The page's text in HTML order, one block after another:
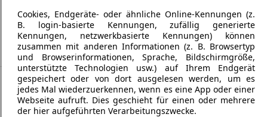
Umweltplakette
4 (Grün)
Anderer Energieträger
Cookies, Endgeräte- oder ähnliche Online-Kennungen (z.
B. login-basierte Kennungen, zufällig generierte
Kennungen, netzwerkbasierte Kennungen) können
zusammen mit anderen Informationen (z. B. Browsertyp
und Browserinformationen, Sprache, Bildschirmgröße,
unterstützte Technologien usw.) auf Ihrem Endgerät
gespeichert oder von dort ausgelesen werden, um es
jedes Mal wiederzuerkennen, wenn es eine App oder einer
Webseite aufruft. Dies geschieht für einen oder mehrere
der hier aufgeführten Verarbeitungszwecke.